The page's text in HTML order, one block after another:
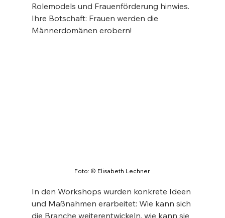
Rolemodels und Frauenförderung hinwies.
Ihre Botschaft: Frauen werden die
Männerdomänen erobern!
Foto: © Elisabeth Lechner
In den Workshops wurden konkrete Ideen
und Maßnahmen erarbeitet: Wie kann sich
die Branche weiterentwickeln, wie kann sie